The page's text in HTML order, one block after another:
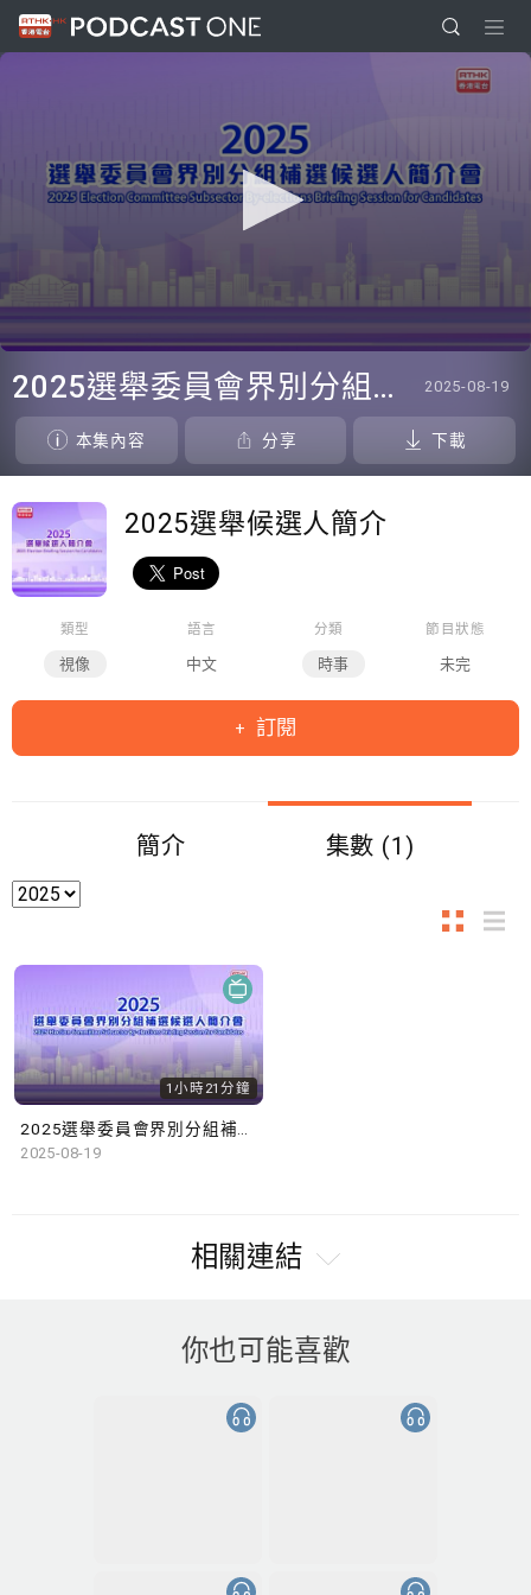
seconds
of
seconds
2025選舉委員會界別分組補選候選人簡介會 2025-08-19
本集內容 分享 下載
2025選舉候選人簡介
類型
視像
語言
中文
分類
時事
節目狀態
未完
訂閱
簡介 集數 (1)
1小時21分鐘
2025-08-19
相關連結
你也可能喜歡